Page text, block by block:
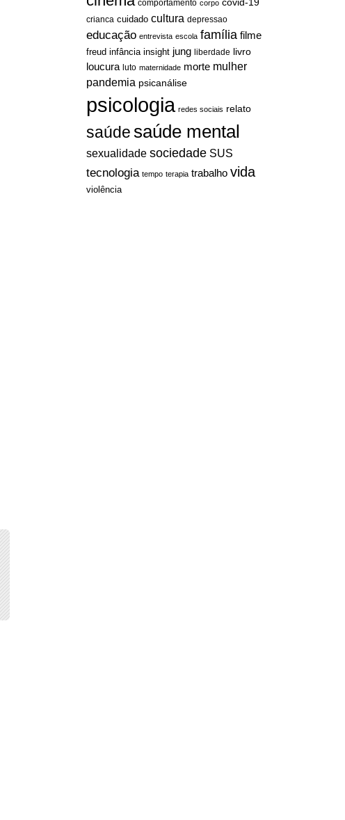
comportamento corpo
crianca cuidado cultura depressao
educação entrevista escola família filme
freud infância insight jung liberdade livro
loucura luto maternidade morte mulher
pandemia psicanálise
psicologia redes sociais relato
saúdesaúde mental
sexualidade sociedade SUS
tecnologia tempo terapia trabalho vida
violência